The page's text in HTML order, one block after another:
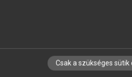
IRATKOZZ FEL
Csak a szükséges